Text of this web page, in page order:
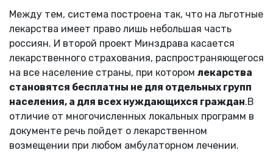
Между тем, система построена так, что на льготные
лекарства имеет право лишь небольшая часть
россиян. И второй проект Минздрава касается
лекарственного страхования, распространяющегося
на все население страны, при котором лекарства
становятся бесплатны не для отдельных групп
населения, а для всех нуждающихся граждан.В
отличие от многочисленных локальных программ в
документе речь пойдет о лекарственном
возмещении при любом амбулаторном лечении.